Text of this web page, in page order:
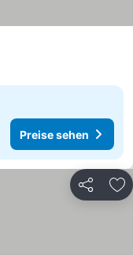
Preise sehen
Teilen